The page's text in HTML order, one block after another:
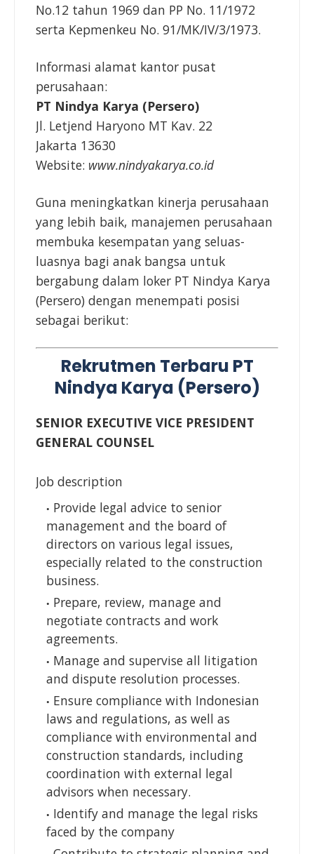
No.12 tahun 1969 dan PP No. 11/1972
serta Kepmenkeu No. 91/MK/IV/3/1973.
Informasi alamat kantor pusat
perusahaan:
PT Nindya Karya (Persero)
Jl. Letjend Haryono MT Kav. 22
Jakarta 13630
Website: www.nindyakarya.co.id
Guna meningkatkan kinerja perusahaan
yang lebih baik, manajemen perusahaan
membuka kesempatan yang seluas-
luasnya bagi anak bangsa untuk
bergabung dalam loker PT Nindya Karya
(Persero) dengan menempati posisi
sebagai berikut:
Rekrutmen Terbaru PT
Nindya Karya (Persero)
SENIOR EXECUTIVE VICE PRESIDENT
GENERAL COUNSEL
Job description
Provide legal advice to senior
management and the board of
directors on various legal issues,
especially related to the construction
business.
Prepare, review, manage and
negotiate contracts and work
agreements.
Manage and supervise all litigation
and dispute resolution processes.
Ensure compliance with Indonesian
laws and regulations, as well as
compliance with environmental and
construction standards, including
coordination with external legal
advisors when necessary.
Identify and manage the legal risks
faced by the company